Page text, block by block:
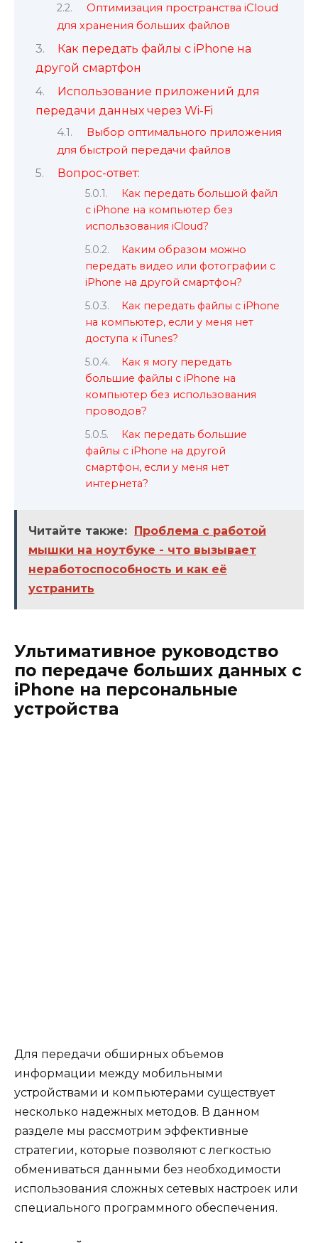
Оптимизация пространства iCloud
для хранения больших файлов
Как передать файлы с iPhone на
другой смартфон
Использование приложений для
передачи данных через Wi-Fi
Выбор оптимального приложения
для быстрой передачи файлов
Вопрос-ответ:
Как передать большой файл
с iPhone на компьютер без
использования iCloud?
Каким образом можно
передать видео или фотографии с
iPhone на другой смартфон?
Как передать файлы с iPhone
на компьютер, если у меня нет
доступа к iTunes?
Как я могу передать
большие файлы с iPhone на
компьютер без использования
проводов?
Как передать большие
файлы с iPhone на другой
смартфон, если у меня нет
интернета?
Читайте также: Проблема с работой
мышки на ноутбуке - что вызывает
неработоспособность и как её
устранить
Ультимативное руководство
по передаче больших данных с
iPhone на персональные
устройства
Для передачи обширных объемов
информации между мобильными
устройствами и компьютерами существует
несколько надежных методов. В данном
разделе мы рассмотрим эффективные
стратегии, которые позволяют с легкостью
обмениваться данными без необходимости
использования сложных сетевых настроек или
специального программного обеспечения.